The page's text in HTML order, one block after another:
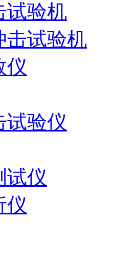
试验机
击试验机
仪
试验仪
试仪
仪